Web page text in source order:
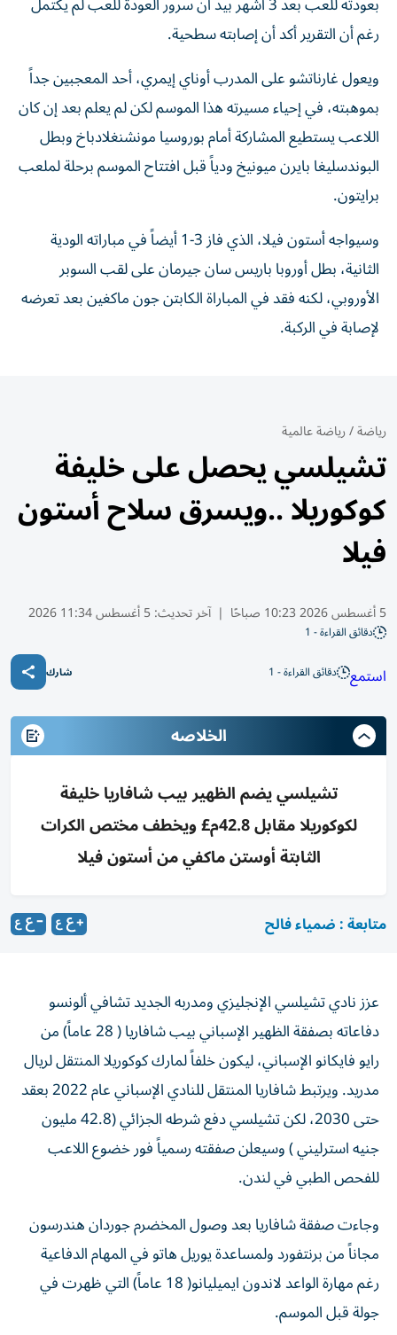
رغم أن التقرير أكد أن إصابته سطحية.
ويعول غارناتشو على المدرب أوناي إيمري، أحد المعجبين جداً
بموهبته، في إحياء مسيرته هذا الموسم لكن لم يعلم بعد إن كان
اللاعب يستطيع المشاركة أمام بوروسيا مونشنغلادباخ وبطل
البوندسليغا بايرن ميونيخ ودياً قبل افتتاح الموسم برحلة لملعب
برايتون.
وسيواجه أستون فيلا، الذي فاز 3-1 أيضاً في مباراته الودية
الثانية، بطل أوروبا باريس سان جيرمان على لقب السوبر
الأوروبي، لكنه فقد في المباراة الكابتن جون ماكغين بعد تعرضه
لإصابة في الركبة.
رياضة/رياضة عالمية
تشيلسي يحصل على خليفة
كوكوريلا ..ويسرق سلاح أستون
فيلا
5 أغسطس 2026 10:23 صباحًا | آخر تحديث:5 أغسطس 11:34 2026
دقائق القراءة - 1
استمع دقائق القراءة - 1 شارك
الخلاصه
تشيلسي يضم الظهير بيب شافاريا خليفة
لكوكوريلا مقابل 42.8م£ ويخطف مختص الكرات
الثابتة أوستن ماكفي من أستون فيلا
متابعة : ضمياء فالح
عزز نادي تشيلسي الإنجليزي ومدربه الجديد تشافي ألونسو
دفاعاته بصفقة الظهير الإسباني بيب شافاريا ( 28 عاماً) من
رايو فايكانو الإسباني، ليكون خلفاً لمارك كوكوريلا المنتقل لريال
مدريد. ويرتبط شافاريا المنتقل للنادي الإسباني عام 2022 بعقد
حتى 2030، لكن تشيلسي دفع شرطه الجزائي (42.8 مليون
جنيه استرليني ) وسيعلن صفقته رسمياً فور خضوع اللاعب
للفحص الطبي في لندن.
وجاءت صفقة شافاريا بعد وصول المخضرم جوردان هندرسون
مجاناً من برنتفورد ولمساعدة يوريل هاتو في المهام الدفاعية
رغم مهارة الواعد لاندون ايميليانو( 18 عاماً) التي ظهرت في
جولة قبل الموسم.